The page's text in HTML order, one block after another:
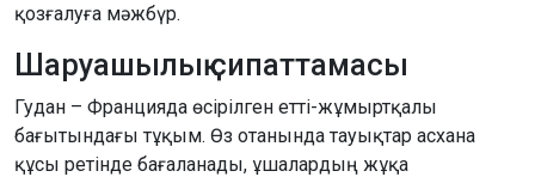
қозғалуға мәжбүр.
Шаруашылық сипаттамасы
Гудан – Францияда өсірілген етті-жұмыртқалы
бағытындағы тұқым. Өз отанында тауықтар асхана
құсы ретінде бағаланады, ұшалардың жұқа